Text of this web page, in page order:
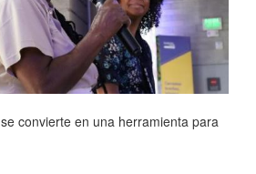
convierte en una herramienta para